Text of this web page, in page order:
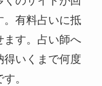
。有料占いに抵
ます。占い師へ
得いくまで何度
。